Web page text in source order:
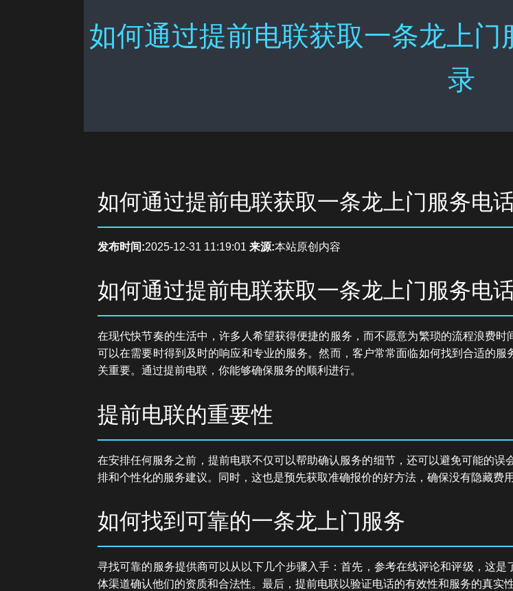
如何通过提前电联获取一条龙上
录
如何通过提前电联获取一条龙上门服务电
发布时间:2025-12-31 11:19:01 来源:本站原创内容
如何通过提前电联获取一条龙上门服务电
在现代快节奏的生活中，许多人希望获得便捷的服务，而不愿意为繁琐的流程浪费
可以在需要时得到及时的响应和专业的服务。然而，客户常常面临如何找到合适的
关重要。通过提前电联，你能够确保服务的顺利进行。
提前电联的重要性
在安排任何服务之前，提前电联不仅可以帮助确认服务的细节，还可以避免可能的
排和个性化的服务建议。同时，这也是预先获取准确报价的好方法，确保没有隐藏费用
如何找到可靠的一条龙上门服务
寻找可靠的服务提供商可以从以下几个步骤入手：首先，参考在线评论和评级，这
体渠道确认他们的资质和合法性。最后，提前电联以验证电话的有效性和服务的真实